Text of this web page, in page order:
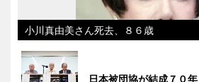
小川真由美さん死去、８６歳
日本被団協が結成７０年